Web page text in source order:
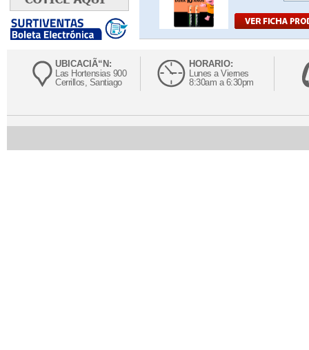
UBICACIÃ“N:
Las Hortensias 900
Cerrillos, Santiago
HORARIO:
Lunes a Viernes
8:30am a 6:30pm